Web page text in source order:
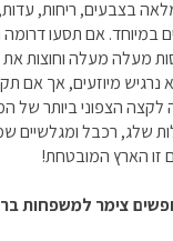
בצבעים, ריחות,
במיוחד. אם תסעו
נרגיש מיוזעים, אך אם
הצפוני ביותר של
שלג, רכבל ומגלשיים
הארץ המובטחת!
צימר למשפחות